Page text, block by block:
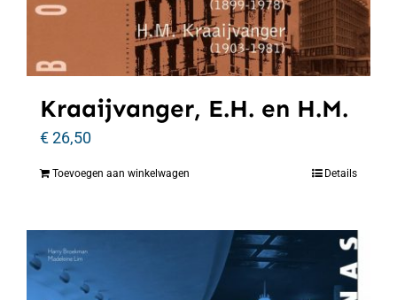
Kraaijvanger, E.H. en H.M.
€26,50
Toevoegen aan winkelwagen Details